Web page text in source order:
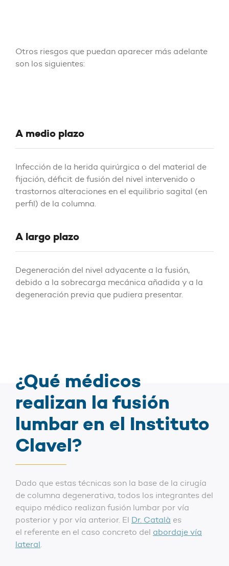
Otros riesgos que puedan aparecer más adelante
son los siguientes:
A medio plazo
Infección de la herida quirúrgica o del material de
fijación, déficit de fusión del nivel intervenido o
trastornos alteraciones en el equilibrio sagital (en
perfil) de la columna.
A largo plazo
Degeneración del nivel adyacente a la fusión,
debido a la sobrecarga mecánica añadida y a la
degeneración previa que pudiera presentar.
¿Qué médicos
realizan la fusión
lumbar en el Instituto
Clavel?
Dado que estas técnicas son la base de la cirugía
de columna degenerativa, todos los integrantes del
equipo médico realizan fusión lumbar por vía
posterior y por vía anterior. El Dr. Català es
el referente en el caso concreto del abordaje vía
lateral